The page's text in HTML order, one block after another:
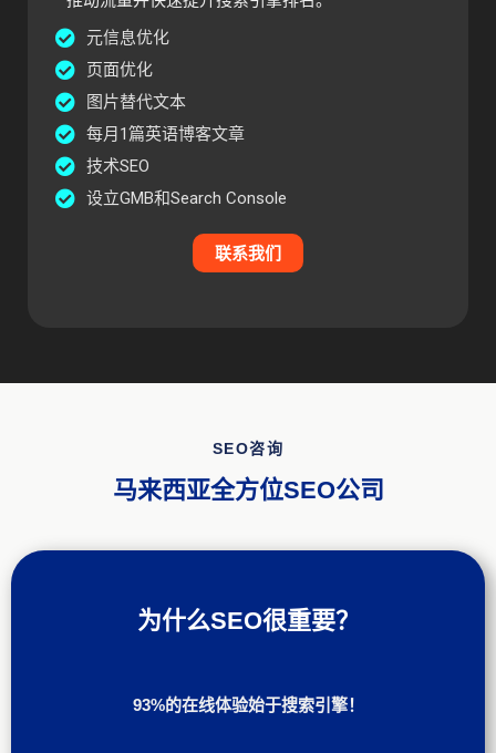
元信息优化
页面优化
图片替代文本
每月1篇英语博客文章
技术SEO
设立GMB和Search Console
联系我们
SEO咨询
马来西亚全方位SEO公司
为什么SEO很重要？
93%的在线体验始于搜索引擎！